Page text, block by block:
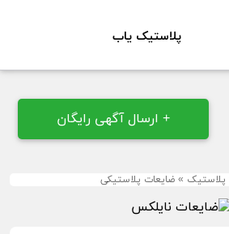
پلاستیک یاب
+ ارسال آگهی رایگان
پلاستیک » ضایعات پلاستیکی